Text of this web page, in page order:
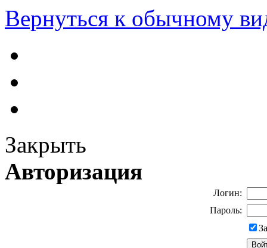
Вернуться к обычному
Закрыть
Авторизация
Логин:
Пароль: